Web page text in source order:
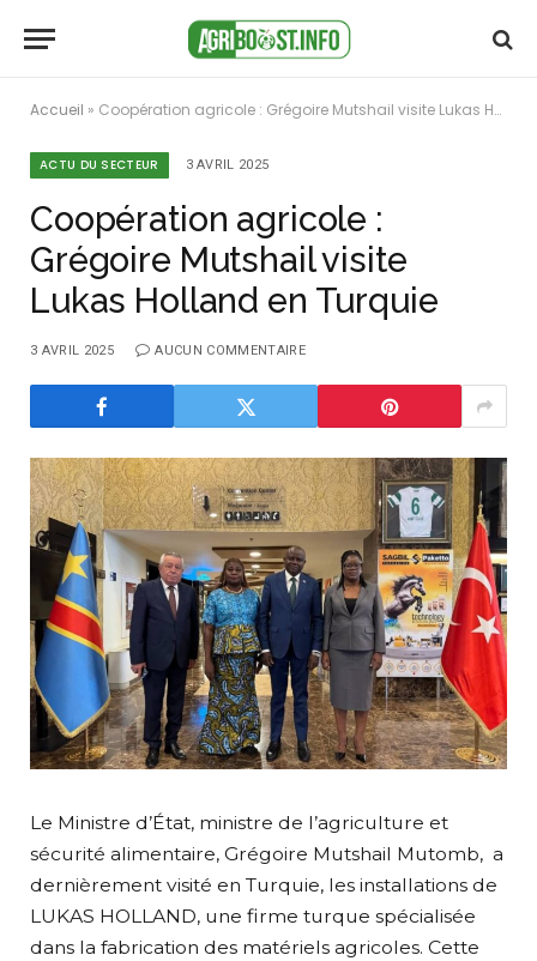
Accueil » Coopération agricole : Grégoire Mutshail visite Lukas Holland en Turquie
ACTU DU SECTEUR 3 AVRIL 2025
Coopération agricole :
Grégoire Mutshail visite
Lukas Holland en Turquie
3 AVRIL 2025 AUCUN COMMENTAIRE
Le Ministre d’État, ministre de l’agriculture et
sécurité alimentaire, Grégoire Mutshail Mutomb, a
dernièrement visité en Turquie, les installations de
LUKAS HOLLAND, une firme turque spécialisée
dans la fabrication des matériels agricoles. Cette